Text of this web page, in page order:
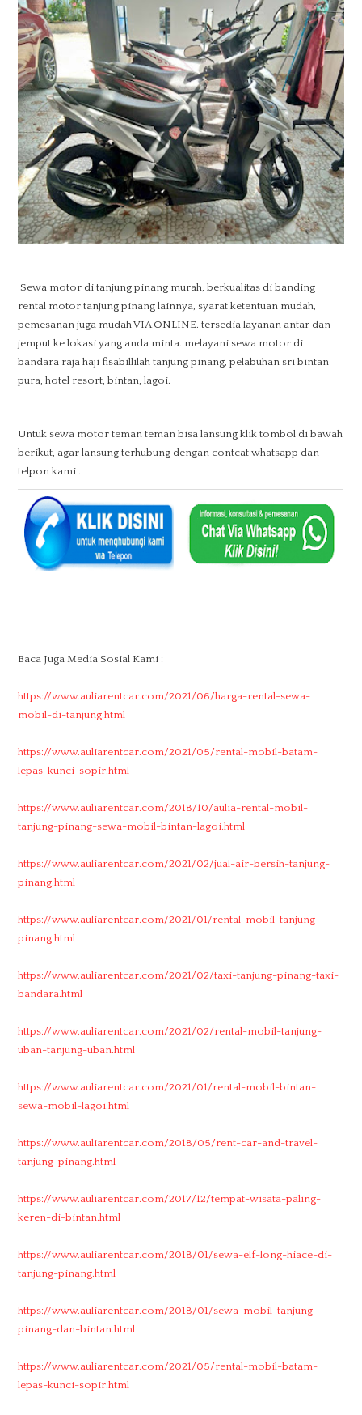
Sewa motor di tanjung pinang murah, berkualitas di banding
rental motor tanjung pinang lainnya, syarat ketentuan mudah,
pemesanan juga mudah VIA ONLINE. tersedia layanan antar dan
jemput ke lokasi yang anda minta. melayani sewa motor di
bandara raja haji fisabillilah tanjung pinang, pelabuhan sri bintan
pura, hotel resort, bintan, lagoi.
Untuk sewa motor teman teman bisa lansung klik tombol di bawah
berikut, agar lansung terhubung dengan contcat whatsapp dan
telpon kami .
Baca Juga Media Sosial Kami :
https://www.auliarentcar.com/2021/06/harga-rental-sewa-
mobil-di-tanjung.html
https://www.auliarentcar.com/2021/05/rental-mobil-batam-
lepas-kunci-sopir.html
https://www.auliarentcar.com/2018/10/aulia-rental-mobil-
tanjung-pinang-sewa-mobil-bintan-lagoi.html
https://www.auliarentcar.com/2021/02/jual-air-bersih-tanjung-
pinang.html
https://www.auliarentcar.com/2021/01/rental-mobil-tanjung-
pinang.html
https://www.auliarentcar.com/2021/02/taxi-tanjung-pinang-taxi-
bandara.html
https://www.auliarentcar.com/2021/02/rental-mobil-tanjung-
uban-tanjung-uban.html
https://www.auliarentcar.com/2021/01/rental-mobil-bintan-
sewa-mobil-lagoi.html
https://www.auliarentcar.com/2018/05/rent-car-and-travel-
tanjung-pinang.html
https://www.auliarentcar.com/2017/12/tempat-wisata-paling-
keren-di-bintan.html
https://www.auliarentcar.com/2018/01/sewa-elf-long-hiace-di-
tanjung-pinang.html
https://www.auliarentcar.com/2018/01/sewa-mobil-tanjung-
pinang-dan-bintan.html
https://www.auliarentcar.com/2021/05/rental-mobil-batam-
lepas-kunci-sopir.html